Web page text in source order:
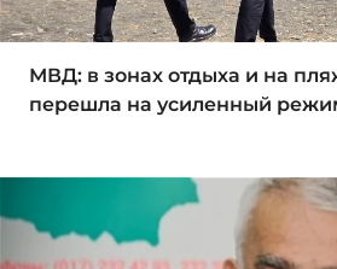
МВД: в зонах отдыха и на
перешла на усиленный